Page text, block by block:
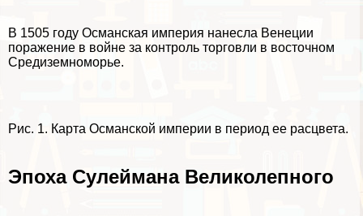
В 1505 году Османская империя нанесла Венеции
поражение в войне за контроль торговли в восточном
Средиземноморье.
Рис. 1. Карта Османской империи в период ее расцвета.
Эпоха Сулеймана Великолепного